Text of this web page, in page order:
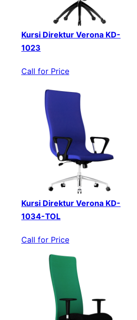
Kursi Direktur Verona KD-
1023
Call for Price
Kursi Direktur Verona KD-
1034-TOL
Call for Price